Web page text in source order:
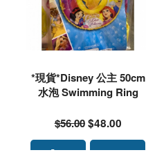
*現貨*Disney 公主 50cm
水泡 Swimming Ring
$56.00$48.00